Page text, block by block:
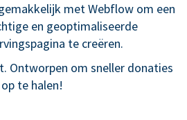
met Webflow om een
en geoptimaliseerde
te creëren.
Ontworpen om sneller donaties
op te halen!